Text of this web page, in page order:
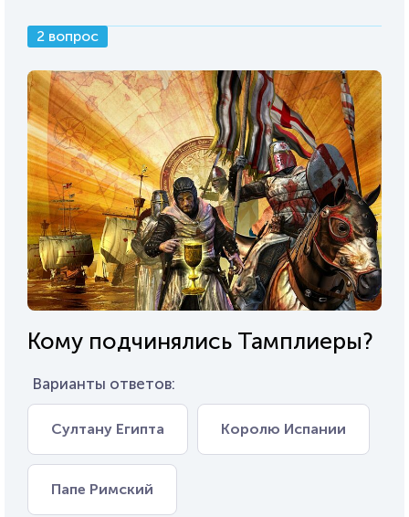
2 вопрос
Кому подчинялись Тамплиеры?
Варианты ответов:
Султану Египта Королю Испании
Папе Римский